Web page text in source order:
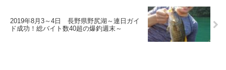
2019年8月3～4日 長野県野尻湖～連日ガイ
ド成功！総バイト数40超の爆釣週末～